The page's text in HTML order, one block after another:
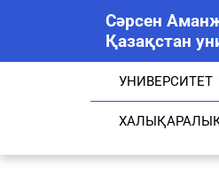
Сәрсен
Қазақстан
УНИВЕРСИТЕТ